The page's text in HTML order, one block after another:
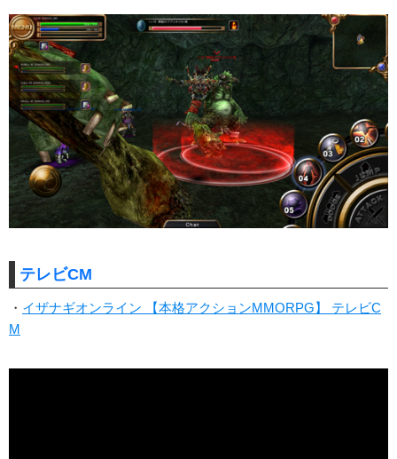
テレビCM
・ イザナギオンライン 【本格アクションMMORPG】 テレビC
M